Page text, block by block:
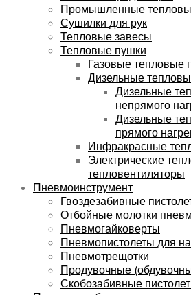
Промышленные
Сушилки для рук
Тепловые завесы
Тепловые пушки
Газовые тепловые
Дизельные
Дизельные
непрямого
Дизельные
прямого
Инфракрасные
Электрические
тепловентиляторы
Пневмоинструмент
Гвоздезабивные
Отбойные молотки
Пневмогайковерты
Пневмопистолеты для
Пневмотрещотки
Продувочные
Скобозабивные